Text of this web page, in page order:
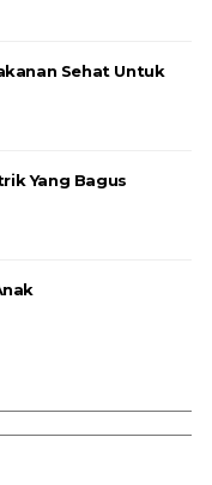
Sehat Untuk
Yang Bagus